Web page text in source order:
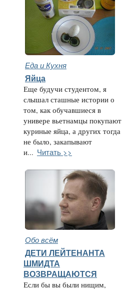
Еда и Кухня
Яйца
Еще будучи студентом, я
слышал сташные истории о
том, как обучавшиеся в
универе вьетнамцы покупают
куриные яйца, а других тогда
не было, закапывают
и... Читать >>
Обо всём
ДЕТИ ЛЕЙТЕНАНТА
ШМИДТА
ВОЗВРАЩАЮТСЯ
Если бы вы были нищим,